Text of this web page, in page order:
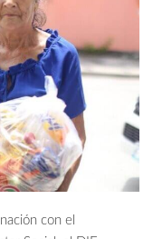
con el